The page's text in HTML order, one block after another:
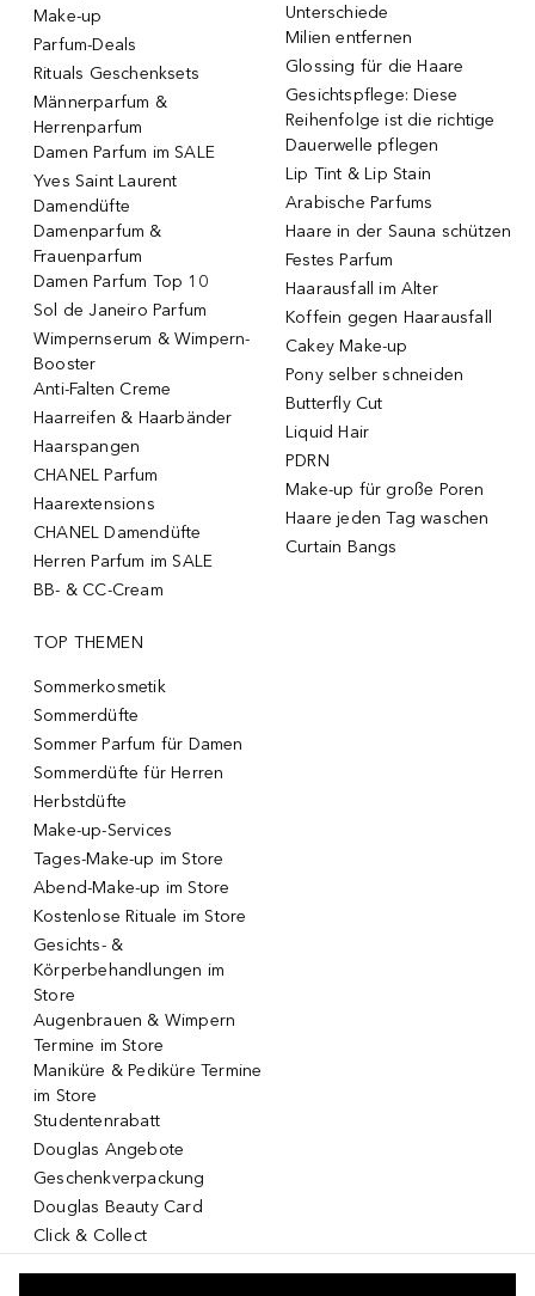
Make-up
Parfum-Deals
Rituals Geschenksets
Männerparfum &
Herrenparfum
Damen Parfum im SALE
Yves Saint Laurent
Damendüfte
Damenparfum &
Frauenparfum
Damen Parfum Top 10
Sol de Janeiro Parfum
Wimpernserum & Wimpern-
Booster
Anti-Falten Creme
Haarreifen & Haarbänder
Haarspangen
CHANEL Parfum
Haarextensions
CHANEL Damendüfte
Herren Parfum im SALE
BB- & CC-Cream
Unterschiede
Milien entfernen
Glossing für die Haare
Gesichtspflege: Diese
Reihenfolge ist die richtige
Dauerwelle pflegen
Lip Tint & Lip Stain
Arabische Parfums
Haare in der Sauna schützen
Festes Parfum
Haarausfall im Alter
Koffein gegen Haarausfall
Cakey Make-up
Pony selber schneiden
Butterfly Cut
Liquid Hair
PDRN
Make-up für große Poren
Haare jeden Tag waschen
Curtain Bangs
TOP THEMEN
Sommerkosmetik
Sommerdüfte
Sommer Parfum für Damen
Sommerdüfte für Herren
Herbstdüfte
Make-up-Services
Tages-Make-up im Store
Abend-Make-up im Store
Kostenlose Rituale im Store
Gesichts- &
Körperbehandlungen im
Store
Augenbrauen & Wimpern
Termine im Store
Maniküre & Pediküre Termine
im Store
Studentenrabatt
Douglas Angebote
Geschenkverpackung
Douglas Beauty Card
Click & Collect